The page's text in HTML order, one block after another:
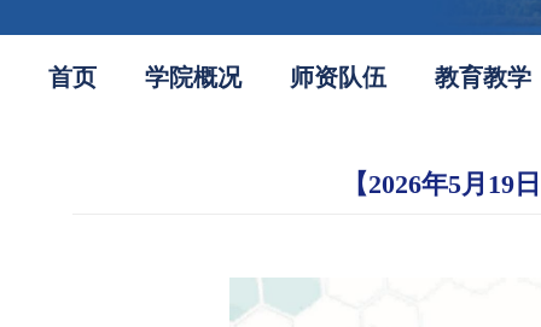
首页 学院概况 师资队伍 教育教学
【2026年5月